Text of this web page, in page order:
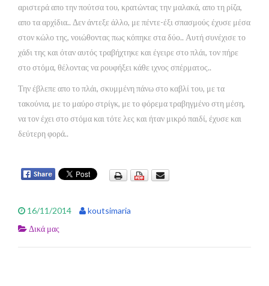
αριστερά απο την πούτσα του, κρατώντας την μαλακά, απο τη ρίζα,
απο τα αρχίδια.. Δεν άντεξε άλλο, με πέντε-έξι σπασμούς έχυσε μέσα
στον κώλο της, νοιώθοντας πως κόπηκε στα δύο.. Αυτή συνέχισε το
χάδι της και όταν αυτός τραβήχτηκε και έγειρε στο πλάι, τον πήρε
στο στόμα, θέλοντας να ρουφήξει κάθε ιχνος σπέρματος..
Την έβλεπε απο το πλάι, σκυμμένη πάνω στο καβλί του, με τα
τακούνια, με το μαύρο στρίγκ, με το φόρεμα τραβηγμένο στη μέση,
να τον έχει στο στόμα και τότε λες και ήταν μικρό παιδί, έχυσε και
δεύτερη φορά..
16/11/2014
koutsimaria
Δικά μας